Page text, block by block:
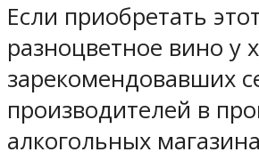
Если приобретать
разноцветное вино у
зарекомендовавших
производителей в
алкогольных